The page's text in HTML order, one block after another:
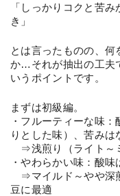
「しっかりコクと苦
き」
とは言ったものの、
か…それが抽出の工夫
いうポイントです。
まずは初級編。
・フルーティーな味
りとした味）、苦みは
⇒浅煎り（ライト～
・やわらかい味：酸
⇒マイルド～やや深
豆に最適